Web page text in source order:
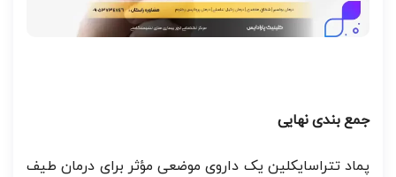
جمع بندی نهایی
پماد تتراسایکلین یک داروی موضعی مؤثر برای درمان طیف